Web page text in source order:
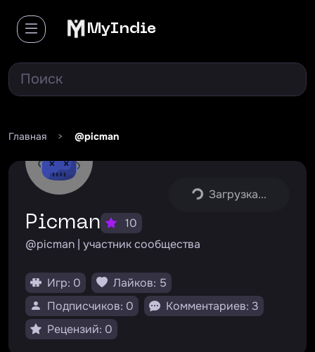
MyIndie
Главная > @picman
Загрузка...
picman
10
@picman | участник сообщества
Игр: 0
Лайков: 5
Подписчиков: 0
Комментариев: 3
Рецензий: 0